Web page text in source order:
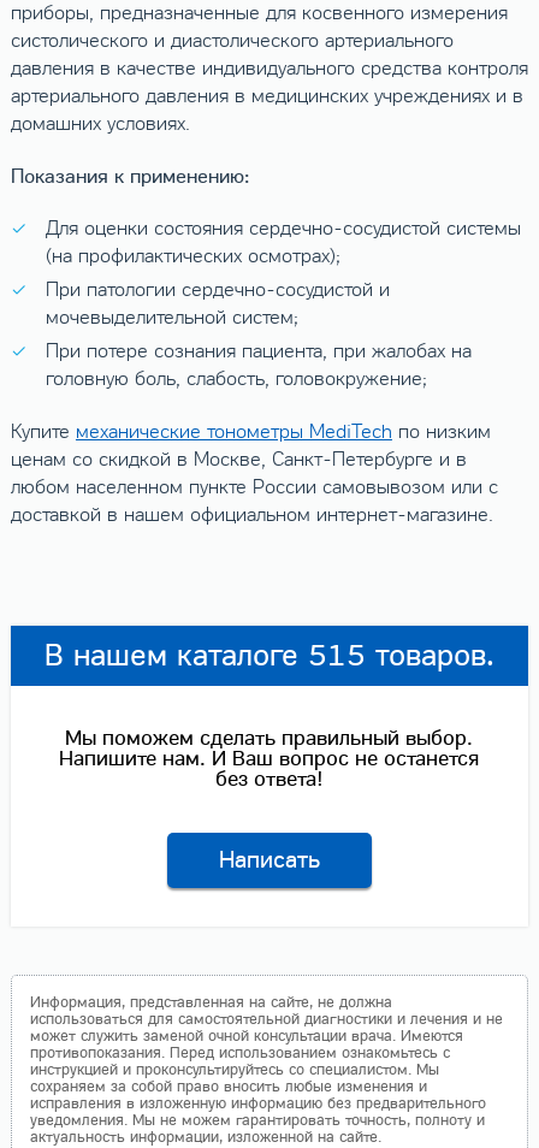
приборы, предназначенные для косвенного измерения
систолического и диастолического артериального
давления в качестве индивидуального средства контроля
артериального давления в медицинских учреждениях и в
домашних условиях.
Показания к применению:
Для оценки состояния сердечно-сосудистой системы
(на профилактических осмотрах);
При патологии сердечно-сосудистой и
мочевыделительной систем;
При потере сознания пациента, при жалобах на
головную боль, слабость, головокружение;
Купите механические тонометры MediTech по низким
ценам со скидкой в Москве, Санкт-Петербурге и в
любом населенном пункте России самовывозом или с
доставкой в нашем официальном интернет-магазине.
В нашем каталоге 515 товаров.
Мы поможем сделать правильный выбор.
Напишите нам. И Ваш вопрос не останется
без ответа!
Написать
Информация, представленная на сайте, не должна
использоваться для самостоятельной диагностики и лечения и не
может служить заменой очной консультации врача. Имеются
противопоказания. Перед использованием ознакомьтесь с
инструкцией и проконсультируйтесь со специалистом. Мы
сохраняем за собой право вносить любые изменения и
исправления в изложенную информацию без предварительного
уведомления. Мы не можем гарантировать точность, полноту и
актуальность информации, изложенной на сайте.